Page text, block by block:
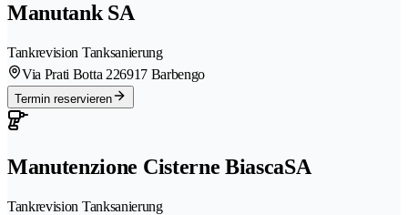
Manutank SA
Tankrevision Tanksanierung
Via Prati Botta 226917 Barbengo
Termin reservieren
Manutenzione Cisterne BiascaSA
Tankrevision Tanksanierung